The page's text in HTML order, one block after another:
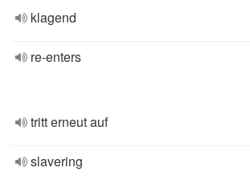
klagend
re-enters
tritt erneut auf
slavering